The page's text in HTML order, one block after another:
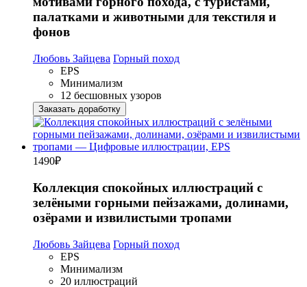
палатками и животными для текстиля и
фонов
Любовь Зайцева Горный поход
EPS
Минимализм
12 бесшовных узоров
Заказать доработку
1490₽
Коллекция спокойных иллюстраций с
зелёными горными пейзажами, долинами,
озёрами и извилистыми тропами
Любовь Зайцева Горный поход
EPS
Минимализм
20 иллюстраций